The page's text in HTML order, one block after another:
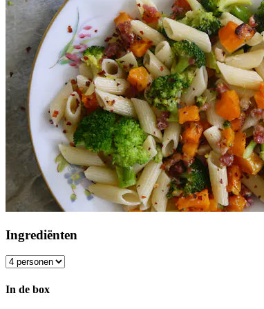
Ingrediënten
In de box